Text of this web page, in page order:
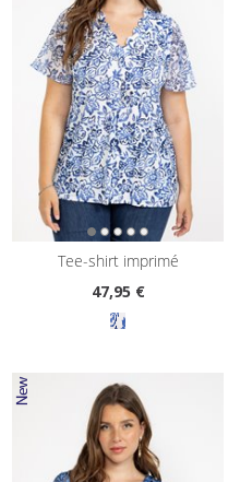
tee-shirt imprimé
47,95 €